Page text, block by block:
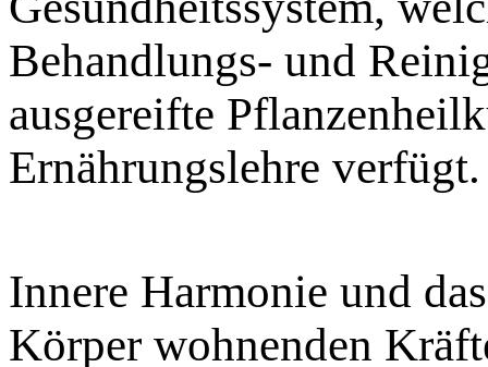
Behandlungs- und
ausgereifte
Ernährungslehre verfügt.
Innere Harmonie und
Körper wohnenden